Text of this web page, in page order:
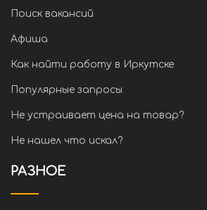
Поиск вакансий
Афиша
Как найти работу в Иркутске
Популярные запросы
Не устраивает цена на товар?
Не нашел что искал?
РАЗНОЕ